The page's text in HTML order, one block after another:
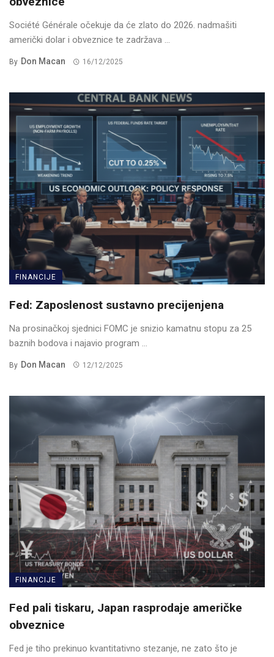
Société Générale očekuje da će zlato do 2026. nadmašiti
američki dolar i obveznice te zadržava ...
By Don Macan 16/12/2025
FINANCIJE
Fed: Zaposlenost sustavno precijenjena
Na prosinačkoj sjednici FOMC je snizio kamatnu stopu za 25
baznih bodova i najavio program ...
By Don Macan 12/12/2025
FINANCIJE
Fed pali tiskaru, Japan rasprodaje američke
obveznice
Fed je tiho prekinuo kvantitativno stezanje, ne zato što je